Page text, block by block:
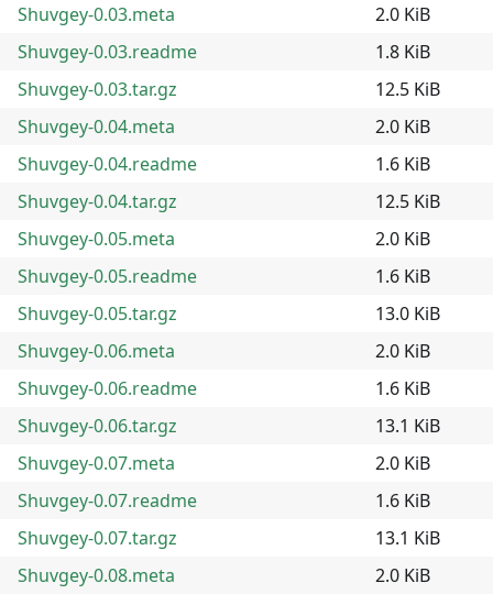
Shuvgey-0.03.meta
2.0 KiB
Shuvgey-0.03.readme
1.8 KiB
Shuvgey-0.03.tar.gz
12.5 KiB
Shuvgey-0.04.meta
2.0 KiB
Shuvgey-0.04.readme
1.6 KiB
Shuvgey-0.04.tar.gz
12.5 KiB
Shuvgey-0.05.meta
2.0 KiB
Shuvgey-0.05.readme
1.6 KiB
Shuvgey-0.05.tar.gz
13.0 KiB
Shuvgey-0.06.meta
2.0 KiB
Shuvgey-0.06.readme
1.6 KiB
Shuvgey-0.06.tar.gz
13.1 KiB
Shuvgey-0.07.meta
2.0 KiB
Shuvgey-0.07.readme
1.6 KiB
Shuvgey-0.07.tar.gz
13.1 KiB
Shuvgey-0.08.meta
2.0 KiB